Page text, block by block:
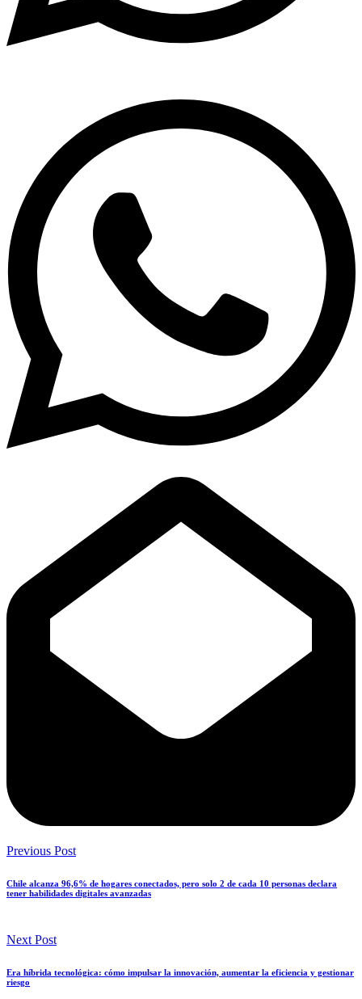
Previous Post
Chile alcanza 96,6% de hogares conectados, pero solo 2 de cada 10 personas declara
tener habilidades digitales avanzadas
Next Post
Era híbrida tecnológica: cómo impulsar la innovación, aumentar la eficiencia y gestionar
riesgo